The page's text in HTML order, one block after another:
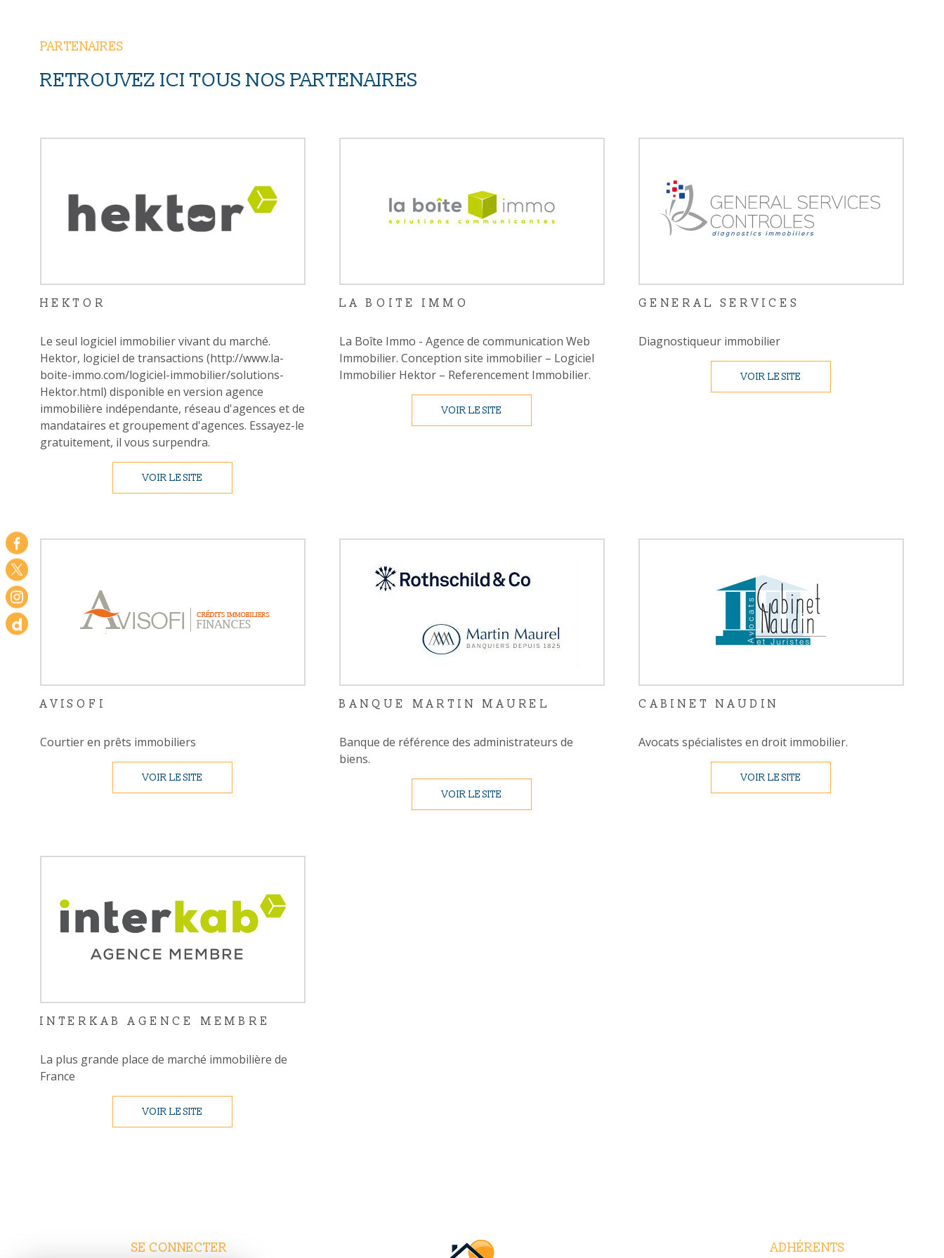
PARTENAIRES
RETROUVEZ ICI TOUS NOS PARTENAIRES
HEKTOR
Le seul logiciel immobilier vivant du marché.
Hektor, logiciel de transactions (http://www.la-
boite-immo.com/logiciel-immobilier/solutions-
Hektor.html) disponible en version agence
immobilière indépendante, réseau d'agences et de
mandataires et groupement d'agences. Essayez-le
gratuitement, il vous surpendra.
VOIR LE SITE
LA BOITE IMMO
La Boîte Immo - Agence de communication Web
Immobilier. Conception site immobilier – Logiciel
Immobilier Hektor – Referencement Immobilier.
VOIR LE SITE
GENERAL SERVICES
Diagnostiqueur immobilier
VOIR LE SITE
AVISOFI
Courtier en prêts immobiliers
VOIR LE SITE
BANQUE MARTIN MAUREL
Banque de référence des administrateurs de
biens.
VOIR LE SITE
CABINET NAUDIN
Avocats spécialistes en droit immobilier.
VOIR LE SITE
INTERKAB AGENCE MEMBRE
La plus grande place de marché immobilière de
France
VOIR LE SITE
SE CONNECTER ADHÉRENTS